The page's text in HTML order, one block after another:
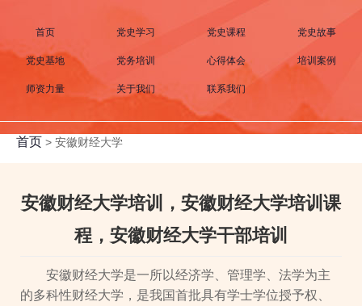
首页 党史学习 党史课程 党史故事
党史基地 党务培训 心得体会 培训案例
师资力量 关于我们 联系我们
首页 > 安徽财经大学
安徽财经大学培训，安徽财经大学培训课
程，安徽财经大学干部培训
安徽财经大学是一所以经济学、管理学、法学为主
的多科性财经大学，是我国首批具有学士学位授予权、